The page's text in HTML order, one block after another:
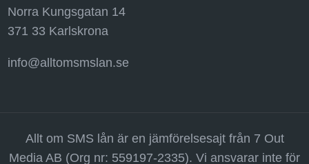
Norra Kungsgatan 14
371 33 Karlskrona
info@alltomsmslan.se
Allt om SMS lån är en jämförelsesajt från 7 Out
Media AB (Org nr: 559197-2335). Vi ansvarar inte för